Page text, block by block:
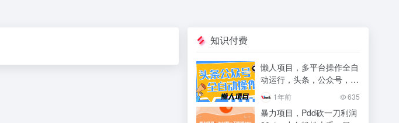
知识付费
懒人项目，多平台操作全自
动运行，头条，公众号，下
班实操5分钟日入500+
1年前 635
暴力项目，Pdd砍一刀利润